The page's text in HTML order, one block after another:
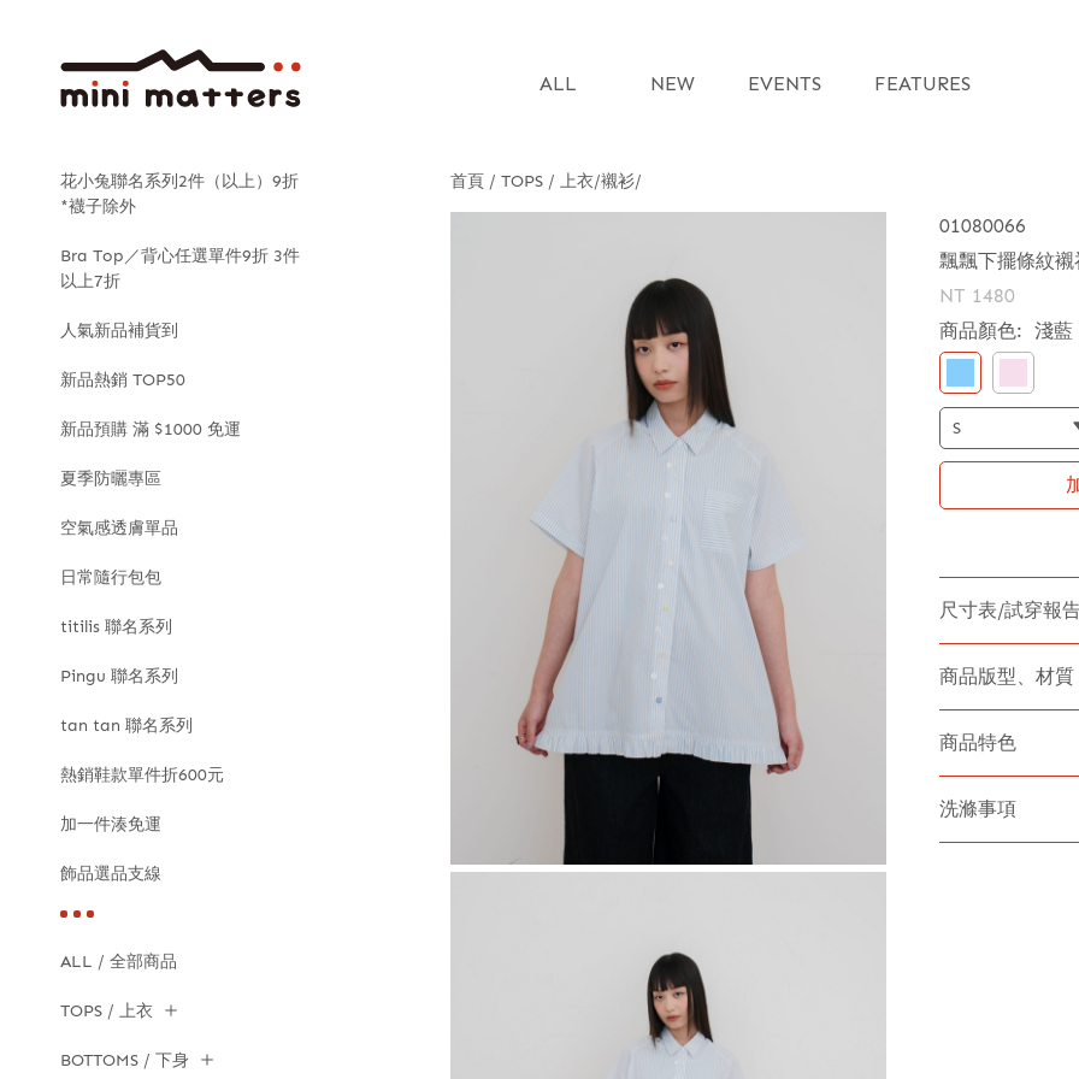
ALL NEW EVENTS FEATURES
花小兔聯名系列2件（以上）9折
*襪子除外
Bra Top／背心任選單件9折 3件
以上7折
人氣新品補貨到
新品熱銷 TOP50
新品預購 滿 $1000 免運
夏季防曬專區
空氣感透膚單品
日常隨行包包
titilis 聯名系列
Pingu 聯名系列
tan tan 聯名系列
熱銷鞋款單件折600元
加一件湊免運
飾品選品支線
ALL / 全部商品
TOPS / 上衣
BOTTOMS / 下身
首頁 TOPS / 上衣 襯衫
01080066
飄飄下擺條紋襯
NT 1480
商品顏色: 淺藍
尺寸表/試穿報
商品版型、材質
商品特色
洗滌事項